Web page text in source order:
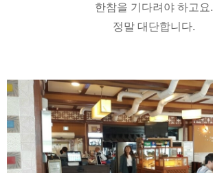
한참을 기다려야 하고요.
정말 대단합니다.